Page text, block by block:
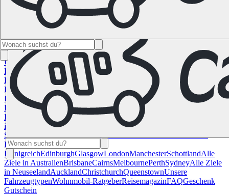
NamibiaSüdafrika
Alle Ziele in
KanadaCalgaryHalifaxMontrealTorontoVancouver
Alle Ziele in den
USALas VegasLos Angeles Miami New YorkSan
Francisco
Chile Costa Rica Alle Reiseziele in
Deutschland
Berlin Hamburg Leipzig München Stuttgart
Reiseziele in
Frankreich
KorsikaLyonMarseilles NizzaParis Toulouse
Alle
Reiseziele in
Italien
CagliariFlorenzMailandRom Sardinien
in Norwegen Bergen
Alle Reiseziele in
Spanien
Reiseziele im Vereinigtem
KönigreichEdinburghGlasgowLondonManchesterSchottlandAlle
Ziele in AustralienBrisbaneCairnsMelbournePerthSydneyAlle Ziele
in NeuseelandAucklandChristchurchQueenstownUnsere
FahrzeugtypenWohnmobil-RatgeberReisemagazinFAQGeschenk
Gutschein